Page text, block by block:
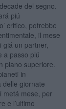
del segno.
piú
critico, potrebbe
il mese
giá un partner,
a passo piú
piano superiore.
in
delle giornate
metá mese, per
e l’ultimo